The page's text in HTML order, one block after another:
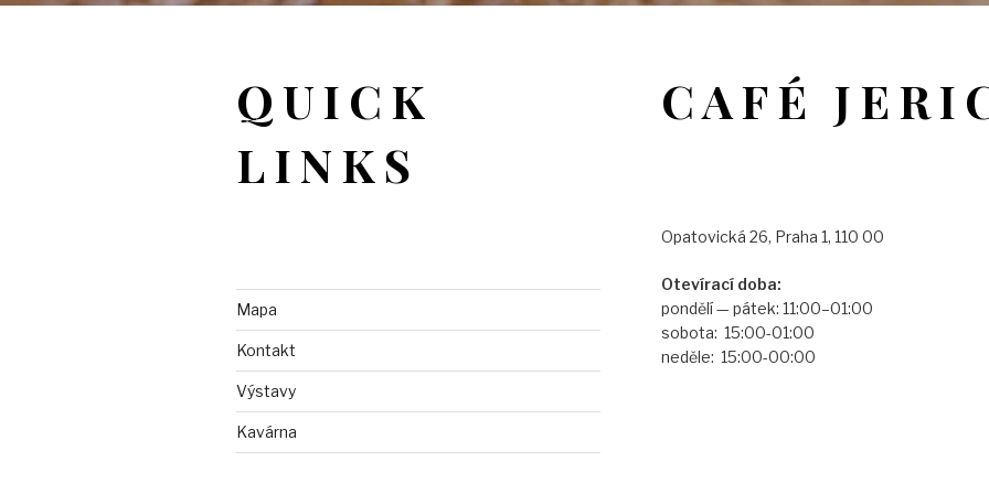
QUICK
LINKS
Mapa
Kontakt
Výstavy
Kavárna
CAFÉ
Opatovická 26, Praha 1, 110 00
Otevírací doba:
pondělí — pátek: 11:00–01:00
sobota: 15:00-01:00
neděle: 15:00-00:00